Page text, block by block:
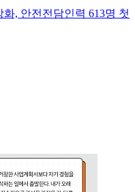
, 안전전담인력 613명 첫